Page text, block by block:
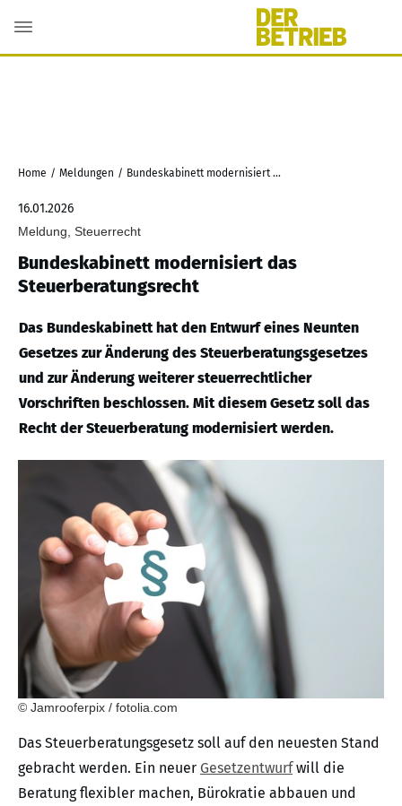
Home / Meldungen / Bundeskabinett modernisiert das Steuerberatungsrecht
16.01.2026
Meldung, Steuerrecht
Bundeskabinett modernisiert das
Steuerberatungsrecht
Das Bundeskabinett hat den Entwurf eines Neunten
Gesetzes zur Änderung des Steuerberatungsgesetzes
und zur Änderung weiterer steuerrechtlicher
Vorschriften beschlossen. Mit diesem Gesetz soll das
Recht der Steuerberatung modernisiert werden.
© Jamrooferpix / fotolia.com
Das Steuerberatungsgesetz soll auf den neuesten Stand
gebracht werden. Ein neuer Gesetzentwurfwill die
Beratung flexibler machen, Bürokratie abbauen und